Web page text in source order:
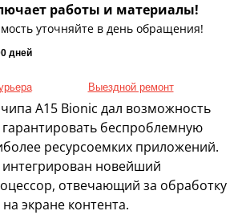
работы и материалы!
уточняйте в день обращения!
дней
Выездной ремонт
A15 Bionic дал возможность
беспроблемную
ресурсоемких приложений.
новейший
отвечающий за обработку
экране контента.